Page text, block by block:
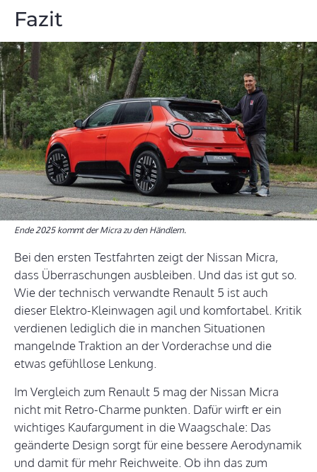
Fazit
Ende 2025 kommt der Micra zu den Händlern.
Bei den ersten Testfahrten zeigt der Nissan Micra,
dass Überraschungen ausbleiben. Und das ist gut so.
Wie der technisch verwandte Renault 5 ist auch
dieser Elektro-Kleinwagen agil und komfortabel. Kritik
verdienen lediglich die in manchen Situationen
mangelnde Traktion an der Vorderachse und die
etwas gefühllose Lenkung.
Im Vergleich zum Renault 5 mag der Nissan Micra
nicht mit Retro-Charme punkten. Dafür wirft er ein
wichtiges Kaufargument in die Waagschale: Das
geänderte Design sorgt für eine bessere Aerodynamik
und damit für mehr Reichweite. Ob ihn das zum